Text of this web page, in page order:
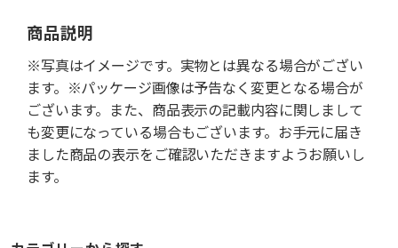
商品説明
※写真はイメージです。実物とは異なる場合がござい
ます。※パッケージ画像は予告なく変更となる場合が
ございます。また、商品表示の記載内容に関しまして
も変更になっている場合もございます。お手元に届き
ました商品の表示をご確認いただきますようお願いし
ます。